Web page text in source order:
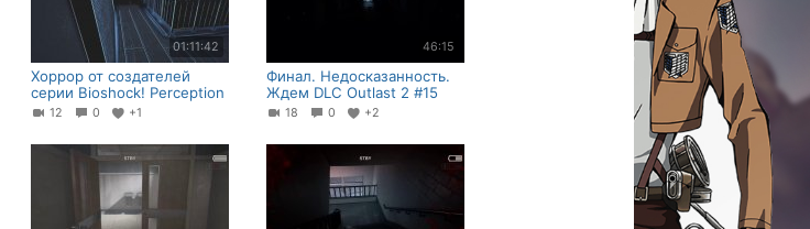
01:11:42
Хоррор от создателей
cерии Bioshock! Perception
12 0 +1
46:15
Финал. Недосказанность.
Ждем DLC Outlast 2 #15
18 0 +2